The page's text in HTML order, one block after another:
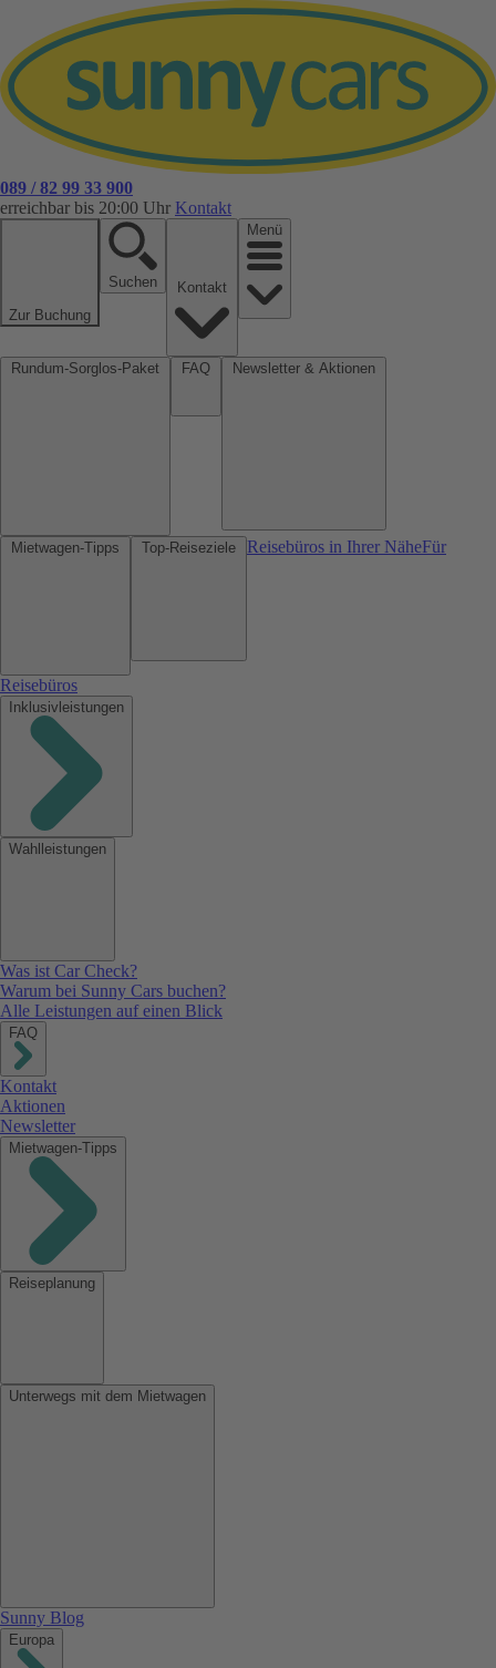
089 / 82 99 33 900
erreichbar bis 20:00 Uhr Kontakt
Zur Buchung
Suchen
Menü
Reisebüros in Ihrer NäheFür
Reisebüros
Inklusivleistungen
Wahlleistungen
Was ist Car Check?
Warum bei Sunny Cars buchen?
Alle Leistungen auf einen Blick
FAQ
Kontakt
Aktionen
Newsletter
Mietwagen-Tipps
Reiseplanung
Unterwegs mit dem Mietwagen
Sunny Blog
Europa